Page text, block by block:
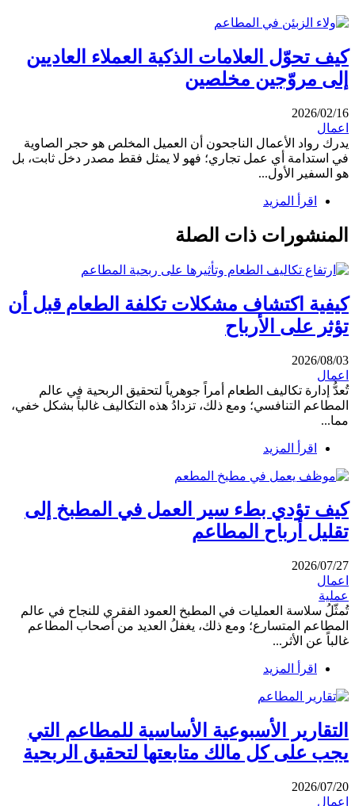
كيف تحوّل العلامات الذكية العملاء العاديين
إلى مروّجين مخلصين
2026/02/16
اعمال
يدرك رواد الأعمال الناجحون أن العميل المخلص هو حجر الصاوية
في استدامة أي عمل تجاري؛ فهو لا يمثل فقط مصدر دخل ثابت، بل
هو السفير الأول...
اقرأ المزيد
المنشورات ذات الصلة
كيفية اكتشاف مشكلات تكلفة الطعام قبل أن
تؤثر على الأرباح
2026/08/03
اعمال
تُعدُّ إدارة تكاليف الطعام أمراً جوهرياً لتحقيق الربحية في عالم
المطاعم التنافسي؛ ومع ذلك، تزدادُ هذه التكاليف غالباً بشكل خفي،
مما...
اقرأ المزيد
كيف تؤدي بطء سير العمل في المطبخ إلى
تقليل أرباح المطاعم
2026/07/27
اعمال
عملية
تُمثّلُ سلاسة العمليات في المطبخ العمود الفقري للنجاح في عالم
المطاعم المتسارع؛ ومع ذلك، يغفلُ العديد من أصحاب المطاعم
غالباً عن الأثر...
اقرأ المزيد
التقارير الأسبوعية الأساسية للمطاعم التي
يجب على كل مالك متابعتها لتحقيق الربحية
2026/07/20
اعمال